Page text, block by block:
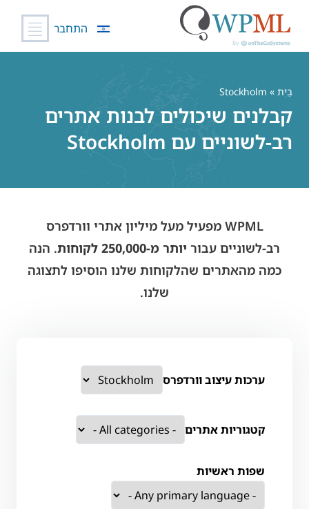
התחבר
בַּיִת » Stockholm
קבלנים שיכולים לבנות אתרים
רב-לשוניים עם Stockholm
WPML מפעיל מעל מיליון אתרי וורדפרס
רב-לשוניים עבור יותר מ-250,000 לקוחות
. הנה
כמה מהאתרים שהלקוחות שלנו הוסיפו לתצוגה
שלנו.
ערכות עיצוב וורדפרס
קטגוריות אתרים
שפות ראשיות